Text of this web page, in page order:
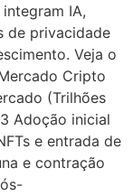
IA,
de privacidade
Veja o
Cripto
(Trilhões
Adoção inicial
e entrada de
e contração